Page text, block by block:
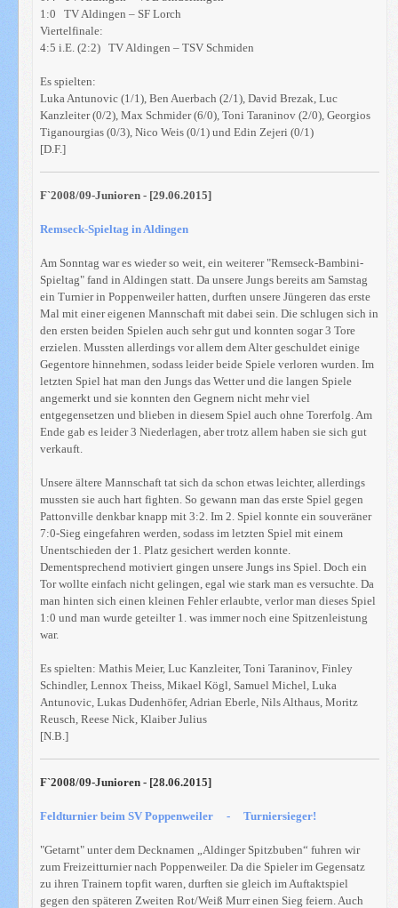
1:0 TV Aldingen – SF Lorch
Viertelfinale:
4:5 i.E. (2:2) TV Aldingen – TSV Schmiden
Es spielten:
Luka Antunovic (1/1), Ben Auerbach (2/1), David Brezak, Luc
Kanzleiter (0/2), Max Schmider (6/0), Toni Taraninov (2/0), Georgios
Tiganourgias (0/3), Nico Weis (0/1) und Edin Zejeri (0/1)
[D.F.]
F`2008/09-Junioren - [29.06.2015]
Remseck-Spieltag in Aldingen
Am Sonntag war es wieder so weit, ein weiterer "Remseck-Bambini-
Spieltag" fand in Aldingen statt. Da unsere Jungs bereits am Samstag
ein Turnier in Poppenweiler hatten, durften unsere Jüngeren das erste
Mal mit einer eigenen Mannschaft mit dabei sein. Die schlugen sich in
den ersten beiden Spielen auch sehr gut und konnten sogar 3 Tore
erzielen. Mussten allerdings vor allem dem Alter geschuldet einige
Gegentore hinnehmen, sodass leider beide Spiele verloren wurden. Im
letzten Spiel hat man den Jungs das Wetter und die langen Spiele
angemerkt und sie konnten den Gegnern nicht mehr viel
entgegensetzen und blieben in diesem Spiel auch ohne Torerfolg. Am
Ende gab es leider 3 Niederlagen, aber trotz allem haben sie sich gut
verkauft.
Unsere ältere Mannschaft tat sich da schon etwas leichter, allerdings
mussten sie auch hart fighten. So gewann man das erste Spiel gegen
Pattonville denkbar knapp mit 3:2. Im 2. Spiel konnte ein souveräner
7:0-Sieg eingefahren werden, sodass im letzten Spiel mit einem
Unentschieden der 1. Platz gesichert werden konnte.
Dementsprechend motiviert gingen unsere Jungs ins Spiel. Doch ein
Tor wollte einfach nicht gelingen, egal wie stark man es versuchte. Da
man hinten sich einen kleinen Fehler erlaubte, verlor man dieses Spiel
1:0 und man wurde geteilter 1. was immer noch eine Spitzenleistung
war.
Es spielten: Mathis Meier, Luc Kanzleiter, Toni Taraninov, Finley
Schindler, Lennox Theiss, Mikael Kögl, Samuel Michel, Luka
Antunovic, Lukas Dudenhöfer, Adrian Eberle, Nils Althaus, Moritz
Reusch, Reese Nick, Klaiber Julius
[N.B.]
F`2008/09-Junioren - [28.06.2015]
Feldturnier beim SV Poppenweiler - Turniersieger!
"Getarnt" unter dem Decknamen „Aldinger Spitzbuben“ fuhren wir
zum Freizeitturnier nach Poppenweiler. Da die Spieler im Gegensatz
zu ihren Trainern topfit waren, durften sie gleich im Auftaktspiel
gegen den späteren Zweiten Rot/Weiß Murr einen Sieg feiern. Auch